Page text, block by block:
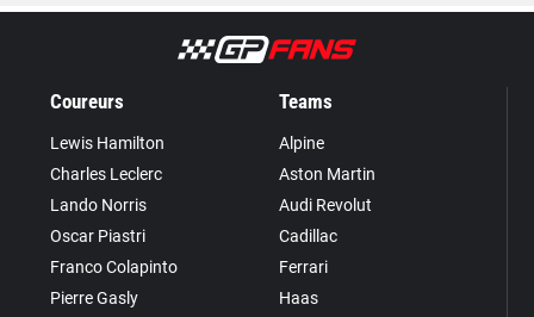
Coureurs
Lewis Hamilton
Charles Leclerc
Lando Norris
Oscar Piastri
Franco Colapinto
Pierre Gasly
Teams
Alpine
Aston Martin
Audi Revolut
Cadillac
Ferrari
Haas